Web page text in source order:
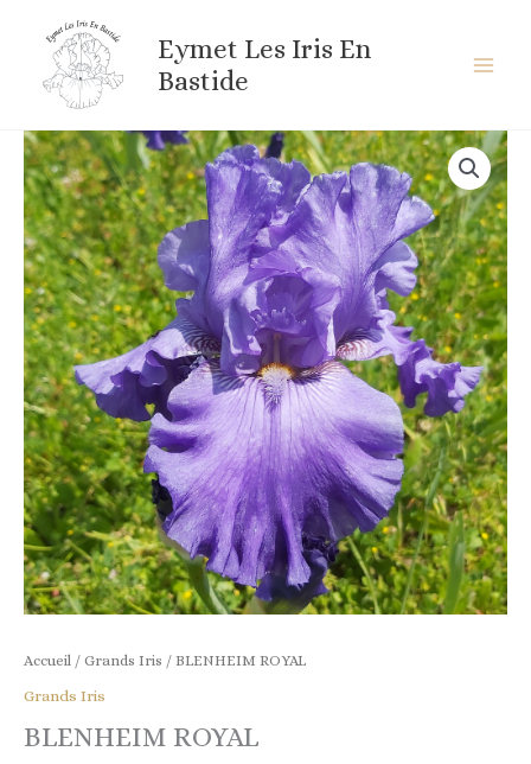
contenu
Eymet Les Iris En
Bastide
Accueil / Grands Iris / BLENHEIM ROYAL
Grands Iris
BLENHEIM ROYAL
quantité
de
BLENHEIM
ROYAL